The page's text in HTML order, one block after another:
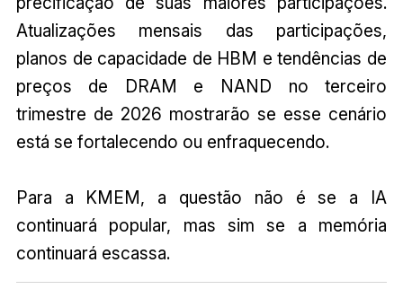
Atualizações mensais das participações,
planos de capacidade de HBM e tendências de
preços de DRAM e NAND no terceiro
trimestre de 2026 mostrarão se esse cenário
está se fortalecendo ou enfraquecendo.
Para a KMEM, a questão não é se a IA
continuará popular, mas sim se a memória
continuará escassa.